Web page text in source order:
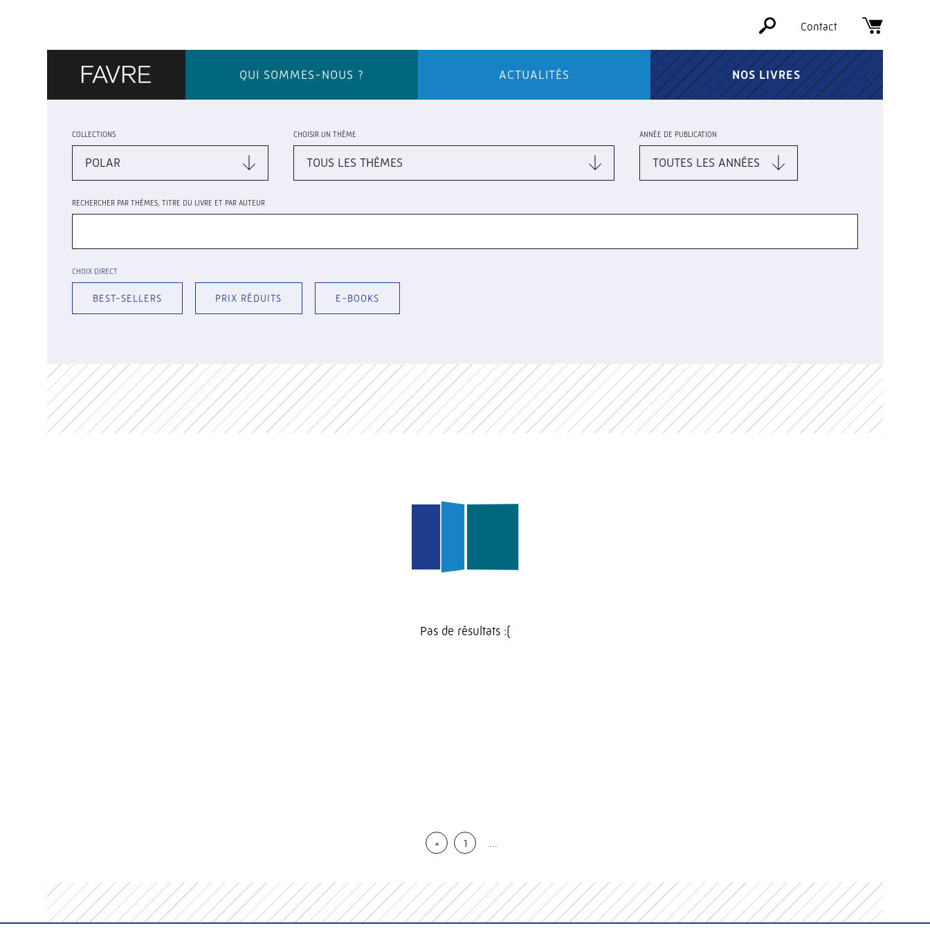
QUI SOMMES-NOUS ? ACTUALITÉS NOS LIVRES
Contact
COLLECTIONS CHOISIR UN THÈME ANNÉE DE PUBLICATION
RECHERCHER PAR THÈMES, TITRE DU LIVRE ET PAR AUTEUR
CHOIX DIRECT
BEST-SELLERS PRIX RÉDUITS E-BOOKS
Pas de résultats :(
« 1 …